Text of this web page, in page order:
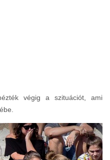
végig a szituációt, ami